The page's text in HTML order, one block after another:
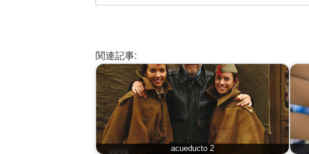
関連記事:
acueducto 2